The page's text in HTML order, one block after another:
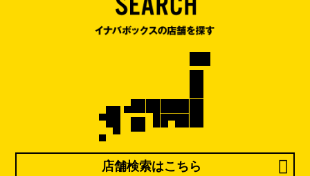
店舗検索はこちら